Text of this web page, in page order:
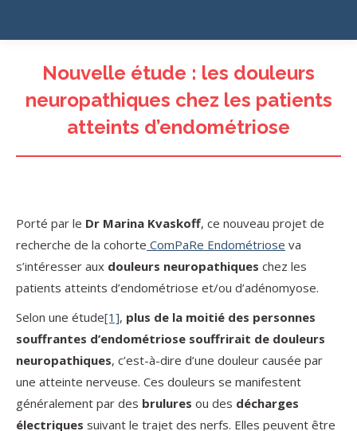
Nouvelle étude : les douleurs
neuropathiques chez les patients
atteints d’endométriose
Porté par le Dr Marina Kvaskoff, ce nouveau projet de
recherche de la cohorte ComPaRe Endométriose va
s’intéresser aux douleurs neuropathiques chez les
patients atteints d’endométriose et/ou d’adénomyose.
Selon une étude[1], plus de la moitié des personnes
souffrantes d’endométriose souffrirait de douleurs
neuropathiques, c’est-à-dire d’une douleur causée par
une atteinte nerveuse. Ces douleurs se manifestent
généralement par des brulures ou des décharges
électriques suivant le trajet des nerfs. Elles peuvent être